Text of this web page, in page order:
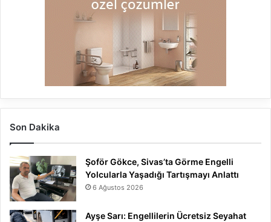
Son Dakika
Şoför Gökce, Sivas’ta Görme Engelli
Yolcularla Yaşadığı Tartışmayı Anlattı
6 Ağustos 2026
Ayşe Sarı: Engellilerin Ücretsiz Seyahat